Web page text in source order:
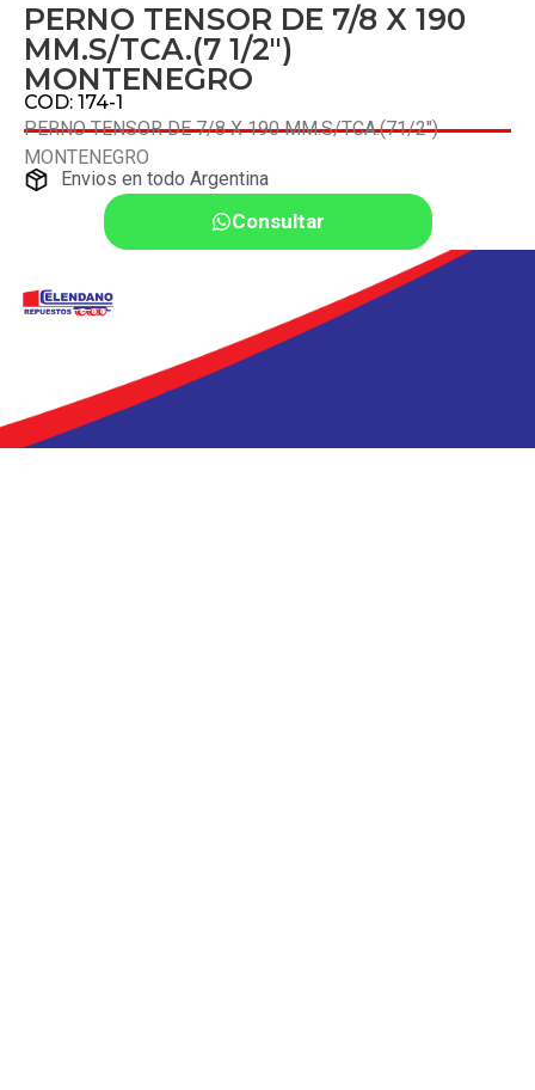
PERNO TENSOR DE 7/8 X 190
MM.S/TCA.(7 1/2″)
MONTENEGRO
COD: 174-1
PERNO TENSOR DE 7/8 X 190 MM.S/TCA.(71/2″)
MONTENEGRO
Envios en todo Argentina
Consultar